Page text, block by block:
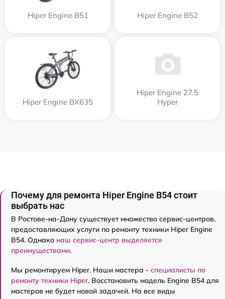
Hiper Engine B51 Hiper Engine B52
Hiper Engine BX635
Hiper Engine 27.5
Нyper
Почему для ремонта Hiper Engine B54 стоит
выбрать нас
В Ростове-на-Дону существует множество сервис-центров,
предоставляющих услуги по ремонту техники Hiper Engine
B54. Однако наш сервис-центр выделяется
преимуществами.
Мы ремонтируем Hiper. Наши мастера - специалисты по
ремонту техники Hiper. Восстановить модель Engine B54 для
мастеров не будет новой задачей. На все виды